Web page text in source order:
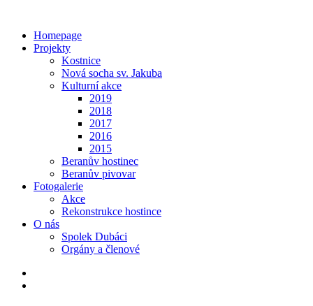
Homepage
Projekty
Kostnice
Nová socha sv. Jakuba
Kulturní akce
2019
2018
2017
2016
2015
Beranův hostinec
Beranův pivovar
Fotogalerie
Akce
Rekonstrukce hostince
O nás
Spolek Dubáci
Orgány a členové